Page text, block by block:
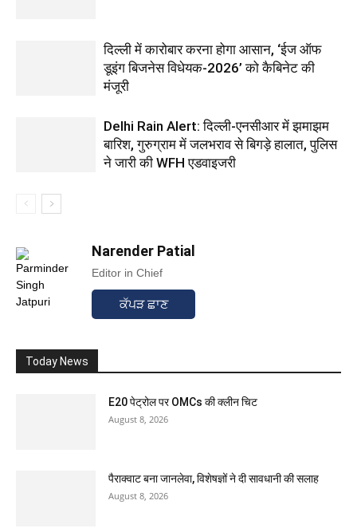
दिल्ली में कारोबार करना होगा आसान, ‘ईज ऑफ
डूइंग बिजनेस विधेयक-2026’ को कैबिनेट की
मंजूरी
Delhi Rain Alert: दिल्ली-एनसीआर में झमाझम
बारिश, गुरुग्राम में जलभराव से बिगड़े हालात, पुलिस
ने जारी की WFH एडवाइजरी
Narender Patial
Editor in Chief
ਕੱਪੜ ਛਾਣ
Today News
E20 पेट्रोल पर OMCs की क्लीन चिट
August 8, 2026
पैराक्वाट बना जानलेवा, विशेषज्ञों ने दी सावधानी की सलाह
August 8, 2026